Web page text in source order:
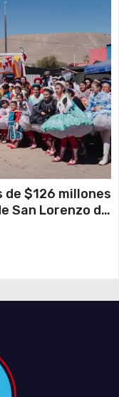
de $126 millones
San Lorenzo de